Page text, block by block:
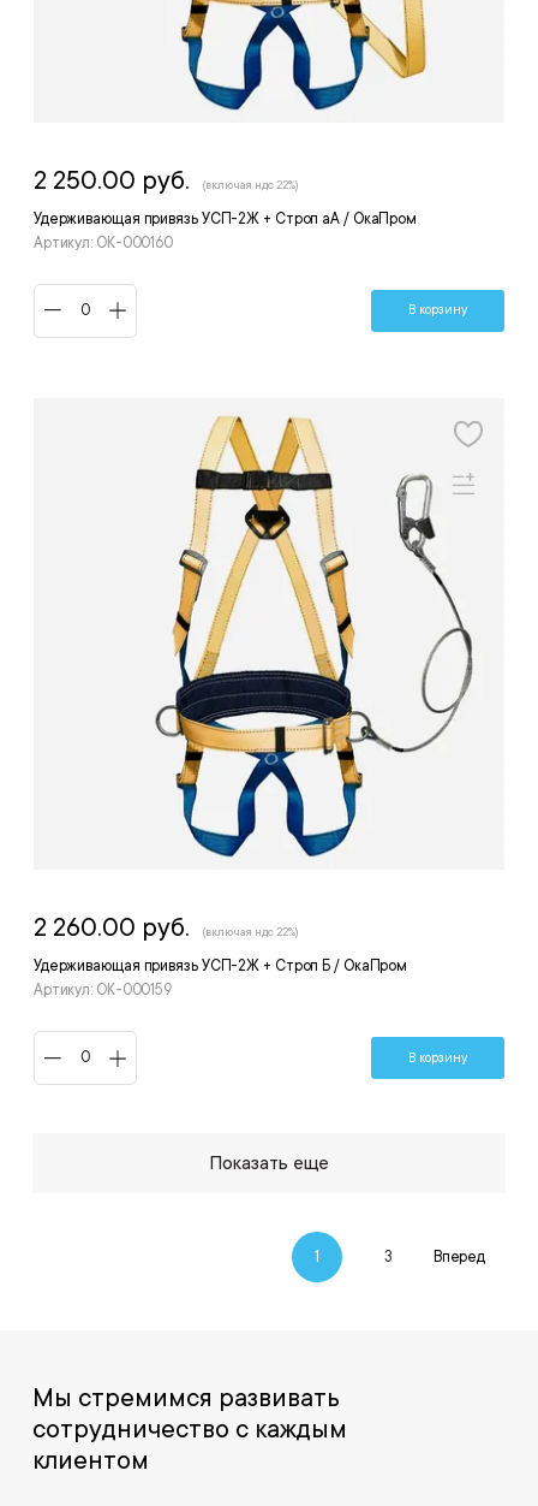
Удерживающая привязь УСП-2Ж + Строп аА / ОкаПром
Артикул: ОК-000160
2 250.00 руб. (включая ндс 22%)
В корзину
Удерживающая привязь УСП-2Ж + Строп Б / ОкаПром
Артикул: ОК-000159
2 260.00 руб. (включая ндс 22%)
В корзину
Показать еще
1 3 Вперед
Мы стремимся развивать
сотрудничество с каждым
клиентом